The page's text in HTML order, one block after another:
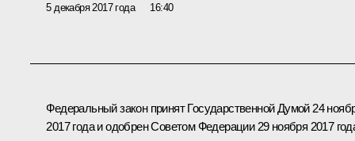
5 декабря 2017 года 16:40
Федеральный закон принят Государственной Думой 24
2017 года и одобрен Советом Федерации 29 ноября 2017